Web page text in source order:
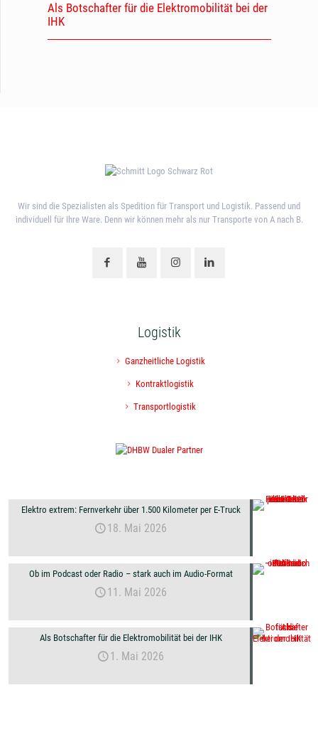
Als Botschafter für die Elektromobilität bei der
IHK
Wir sind die Spezialisten als Spedition für Transport und Logistik. Passend und
individuell für Ihre Ware. Denn wir können mehr als nur Transporte von A nach B.
Logistik
Ganzheitliche Logistik
Kontraktlogistik
Transportlogistik
Elektro extrem: Fernverkehr über 1.500 Kilometer per E-Truck
18. Mai 2026
Ob im Podcast oder Radio – stark auch im Audio-Format
11. Mai 2026
Als Botschafter für die Elektromobilität bei der IHK
1. Mai 2026